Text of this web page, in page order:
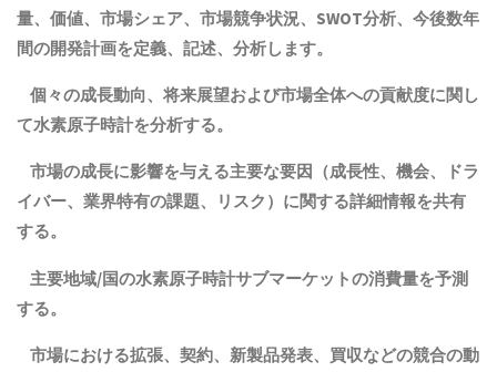
量、価値、市場シェア、市場競争状況、SWOT分析、今後数年
間の開発計画を定義、記述、分析します。
個々の成長動向、将来展望および市場全体への貢献度に関し
て水素原子時計を分析する。
市場の成長に影響を与える主要な要因（成長性、機会、ドラ
イバー、業界特有の課題、リスク）に関する詳細情報を共有
する。
主要地域/国の水素原子時計サブマーケットの消費量を予測
する。
市場における拡張、契約、新製品発表、買収などの競合の動